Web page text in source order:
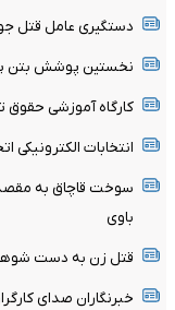
دستگیری عامل قتل جوان 15 ساله اهل
نخستین پوشش بتن
کارگاه آموزشی حقوق
انتخابات الکترونیکی
سوخت قاچاق به
باوی
قتل زن به دست شوهر
خبرنگاران صدای